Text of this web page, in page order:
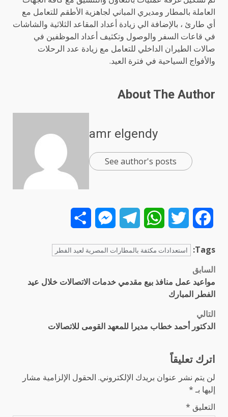
العاملة بالمطار ومديري المباني لجاهزية الأطقم للتعامل مع
أي طارئ ، بالإضافة الي زيادة أعداد المقاعد الثلاثية والشاشات
في قاعات السفر والوصول وتكثيف أعداد الموظفين في
صالات الطيران الداخلي للتعامل مع زيادة عدد الرحلات
والأفواج السياحية في فترة العيد.
About The Author
amr elgendy
See author's posts
Facebook
Twitter
WhatsApp
Telegram
Messenger
Tags: استعدادات مكثفة بالمطارات المصرية لعيد الفطر
تصفّح
المقالات
السابق
مواعيد عمل منافذ بيع مقدمي خدمات الاتصالات خلال عيد
الفطر المبارك
التالي
الدكتور أحمد خطاب مديرا للمعهد القومى للاتصالات
اترك تعليقاً
لن يتم نشر عنوان بريدك الإلكتروني. الحقول الإلزامية مشار
إليها بـ*
التعليق *